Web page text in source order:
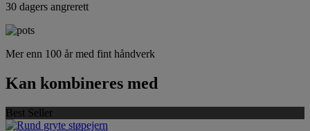
30 dagers angrerett
Mer enn 100 år med fint håndverk
Kan kombineres med
Best Seller